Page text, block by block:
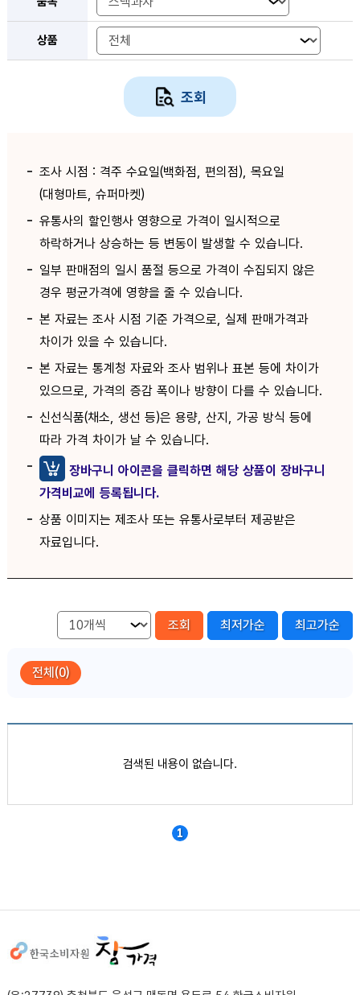
상품
조회
조사 시점 : 격주 수요일(백화점, 편의점), 목요일
(대형마트, 슈퍼마켓)
유통사의 할인행사 영향으로 가격이 일시적으로
하락하거나 상승하는 등 변동이 발생할 수 있습니다.
일부 판매점의 일시 품절 등으로 가격이 수집되지 않은
경우 평균가격에 영향을 줄 수 있습니다.
본 자료는 조사 시점 기준 가격으로, 실제 판매가격과
차이가 있을 수 있습니다.
본 자료는 통계청 자료와 조사 범위나 표본 등에 차이가
있으므로, 가격의 증감 폭이나 방향이 다를 수 있습니다.
신선식품(채소, 생선 등)은 용량, 산지, 가공 방식 등에
따라 가격 차이가 날 수 있습니다.
장바구니 아이콘을 클릭하면 해당 상품이 장바구니
가격비교에 등록됩니다.
상품 이미지는 제조사 또는 유통사로부터 제공받은
자료입니다.
조회 최저가순 최고가순
전체(0)
검색된 내용이 없습니다.
1